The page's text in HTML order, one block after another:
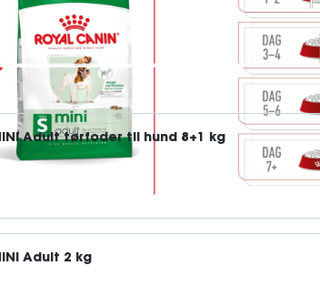
behovene hos din lille hund og støtte
til små hunde, der vejer op til 10 kg og er
hunds høje ener...
Adult tørfoder til hund 8+1 kg
Adult 2 kg